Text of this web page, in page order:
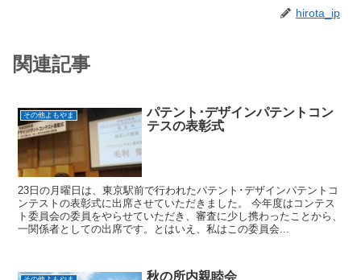
hirota_ip
関連記事
その他よもやま
パテント･デザインパテントコン
テスの表彰式
23日の月曜日は、東京駅前で行われたパテント･デザインパテントコ
ンテストの表彰式に出席させていただきました。 今年度はコンテス
ト委員会の委員をやらせていただき、審査に少し携わったことから、
一関係者としての出席です。とはいえ、私はこの委員会...
秋の所内親睦会